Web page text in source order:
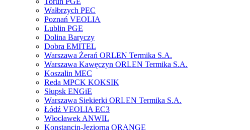
Wałbrzych PEC
Poznań VEOLIA
Lublin PGE
Dolina Baryczy
Dobra EMITEL
Warszawa Żerań ORLEN Termika S.A.
Warszawa Kawęczyn ORLEN Termika S.A.
Koszalin MEC
Reda MPCK KOKSIK
Słupsk ENGiE
Warszawa Siekierki ORLEN Termika S.A.
Łódź VEOLIA EC3
Włocławek ANWIL
Konstancin-Jeziorna ORANGE